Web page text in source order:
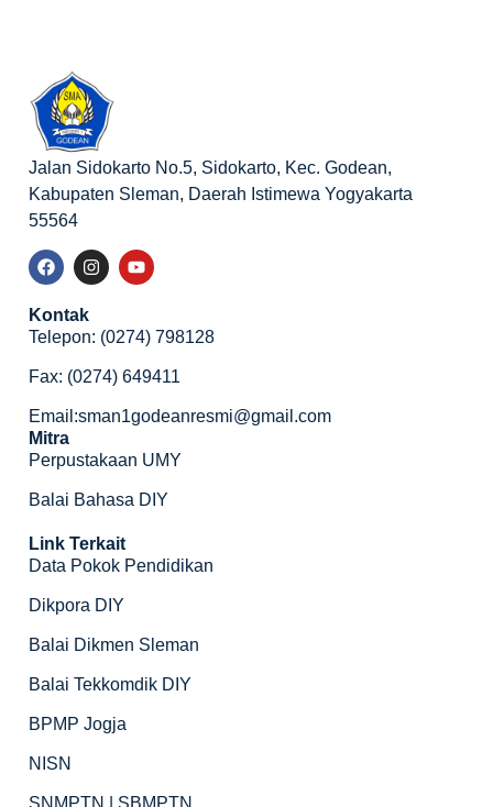
Jalan Sidokarto No.5, Sidokarto, Kec. Godean,
Kabupaten Sleman, Daerah Istimewa Yogyakarta
55564
Kontak
Telepon: (0274) 798128
Fax: (0274) 649411
Email:sman1godeanresmi@gmail.com
Mitra
Perpustakaan UMY
Balai Bahasa DIY
Link Terkait
Data Pokok Pendidikan
Dikpora DIY
Balai Dikmen Sleman
Balai Tekkomdik DIY
BPMP Jogja
NISN